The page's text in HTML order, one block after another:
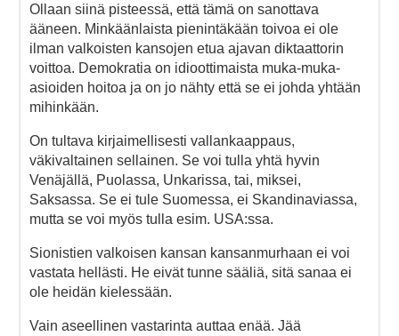
Ollaan siinä pisteessä, että tämä on sanottava
ääneen. Minkäänlaista pienintäkään toivoa ei ole
ilman valkoisten kansojen etua ajavan diktaattorin
voittoa. Demokratia on idioottimaista muka-muka-
asioiden hoitoa ja on jo nähty että se ei johda yhtään
mihinkään.
On tultava kirjaimellisesti vallankaappaus,
väkivaltainen sellainen. Se voi tulla yhtä hyvin
Venäjällä, Puolassa, Unkarissa, tai, miksei,
Saksassa. Se ei tule Suomessa, ei Skandinaviassa,
mutta se voi myös tulla esim. USA:ssa.
Sionistien valkoisen kansan kansanmurhaan ei voi
vastata hellästi. He eivät tunne sääliä, sitä sanaa ei
ole heidän kielessään.
Vain aseellinen vastarinta auttaa enää. Jää